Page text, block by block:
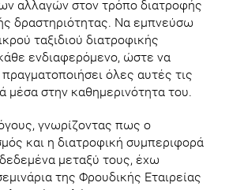
αλλαγών στον τρόπο διατροφής
δραστηριότητας. Να εμπνεύσω
ταξιδιού διατροφικής
ενδιαφερόμενο, ώστε να
όλες αυτές τις
μέσα στην καθημερινότητα του.
γνωρίζοντας πως ο
και η διατροφική συμπεριφορά
μεταξύ τους, έχω
της Φρουδικής Εταιρείας